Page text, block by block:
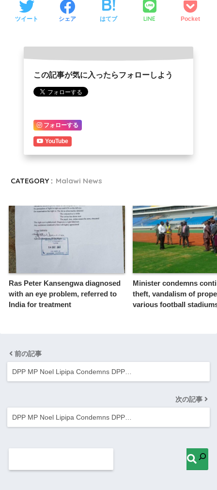
ツイート シェア はてブ LINE Pocket
この記事が気に入ったらフォローしよう
フォローする
YouTube
CATEGORY : Malawi News
Ras Peter Kansengwa diagnosed
with an eye problem, referred to
India for treatment
Minister condemns
theft, vandalism of
various football
前の記事
DPP MP Noel Lipipa Condemns DPP…
次の記事
DPP MP Noel Lipipa Condemns DPP…